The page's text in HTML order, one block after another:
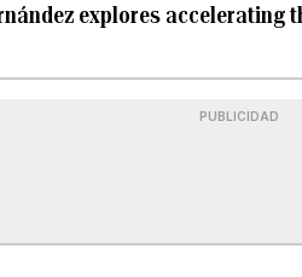
explores accelerating
PUBLICIDAD